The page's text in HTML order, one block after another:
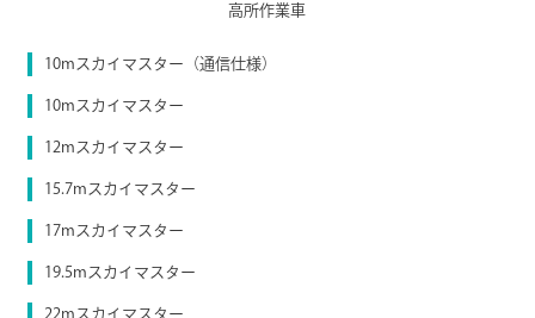
高所作業車
10mスカイマスター（通信仕様）
10mスカイマスター
12mスカイマスター
15.7mスカイマスター
17mスカイマスター
19.5mスカイマスター
22mスカイマスター